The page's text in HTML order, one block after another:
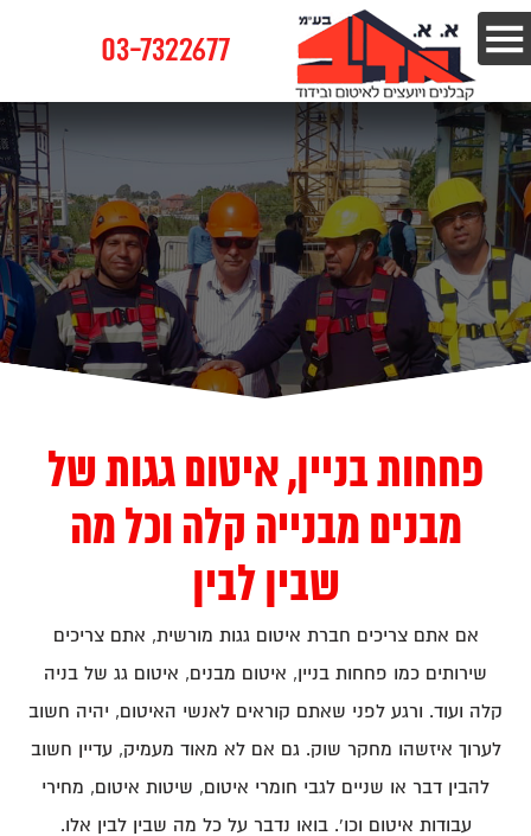
03-7322677
פחחות בניין, איטום גגות של
מבנים מבנייה קלה וכל מה
שבין לבין
אם אתם צריכים חברת איטום גגות מורשית, אתם צריכים
שירותים כמו פחחות בניין, איטום מבנים, איטום גג של בניה
קלה ועוד. ורגע לפני שאתם קוראים לאנשי האיטום, יהיה חשוב
לערוך איזשהו מחקר שוק. גם אם לא מאוד מעמיק, עדיין חשוב
להבין דבר או שניים לגבי חומרי איטום, שיטות איטום, מחירי
עבודות איטום וכו'. בואו נדבר על כל מה שבין לבין אלו.